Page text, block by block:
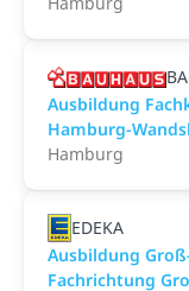
Ausbildung
Hamburg-
Hamburg
EDEKA
Ausbildung
Fachrichtung